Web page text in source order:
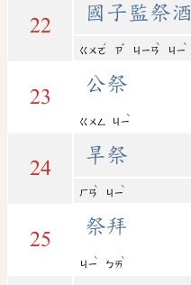
22
國子監祭酒
ㄍㄨㄛ
ˊ
ㄗ
ˇ
ㄐㄧㄢ
ˋ
ㄐㄧ
ˋ
23
公祭
ㄍㄨㄥ ㄐㄧ
ˋ
24
旱祭
ㄏㄢ
ˋ
ㄐㄧ
ˋ
25
祭拜
ㄐㄧ
ˋ
ㄅㄞ
ˋ